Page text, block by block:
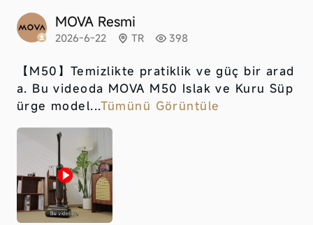
MOVA Resmi
2026-6-22 TR 398
【M50】Temizlikte pratiklik ve güç bir arad
a. Bu videoda MOVA M50 Islak ve Kuru Süp
ürge model...Tümünü Görüntüle